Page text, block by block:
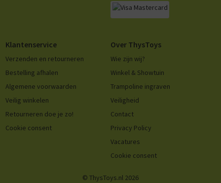
Klantenservice
Verzenden en retourneren
Bestelling afhalen
Algemene voorwaarden
Veilig winkelen
Retourneren doe je zo!
Cookie consent
Over ThysToys
Wie zijn wij?
Winkel & Showtuin
Trampoline ingraven
Veiligheid
Contact
Privacy Policy
Vacatures
Cookie consent
© ThysToys.nl 2026